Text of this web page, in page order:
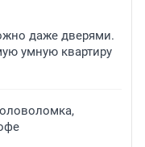
даже дверями.
умную квартиру